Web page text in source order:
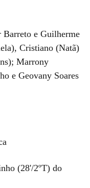
e Guilherme
Cristiano (Natã)
Marrony
e Geovany Soares
(28'/2ºT) do